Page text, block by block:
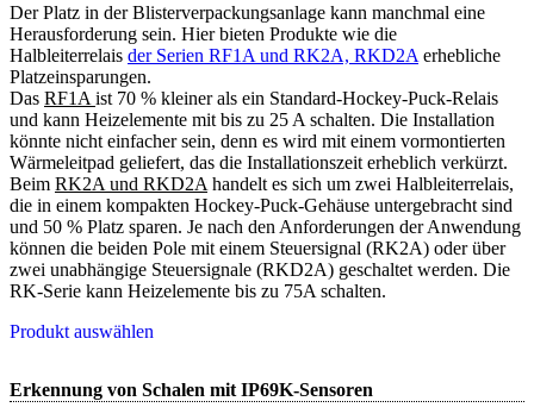
Der Platz in der Blisterverpackungsanlage kann manchmal eine
Herausforderung sein. Hier bieten Produkte wie die
Halbleiterrelais der Serien RF1A und RK2A, RKD2A erhebliche
Platzeinsparungen.
Das RF1A ist 70 % kleiner als ein Standard-Hockey-Puck-Relais
und kann Heizelemente mit bis zu 25 A schalten. Die Installation
könnte nicht einfacher sein, denn es wird mit einem vormontierten
Wärmeleitpad geliefert, das die Installationszeit erheblich verkürzt.
Beim RK2A und RKD2A handelt es sich um zwei Halbleiterrelais,
die in einem kompakten Hockey-Puck-Gehäuse untergebracht sind
und 50 % Platz sparen. Je nach den Anforderungen der Anwendung
können die beiden Pole mit einem Steuersignal (RK2A) oder über
zwei unabhängige Steuersignale (RKD2A) geschaltet werden. Die
RK-Serie kann Heizelemente bis zu 75A schalten.
Produkt auswählen
Erkennung von Schalen mit IP69K-Sensoren